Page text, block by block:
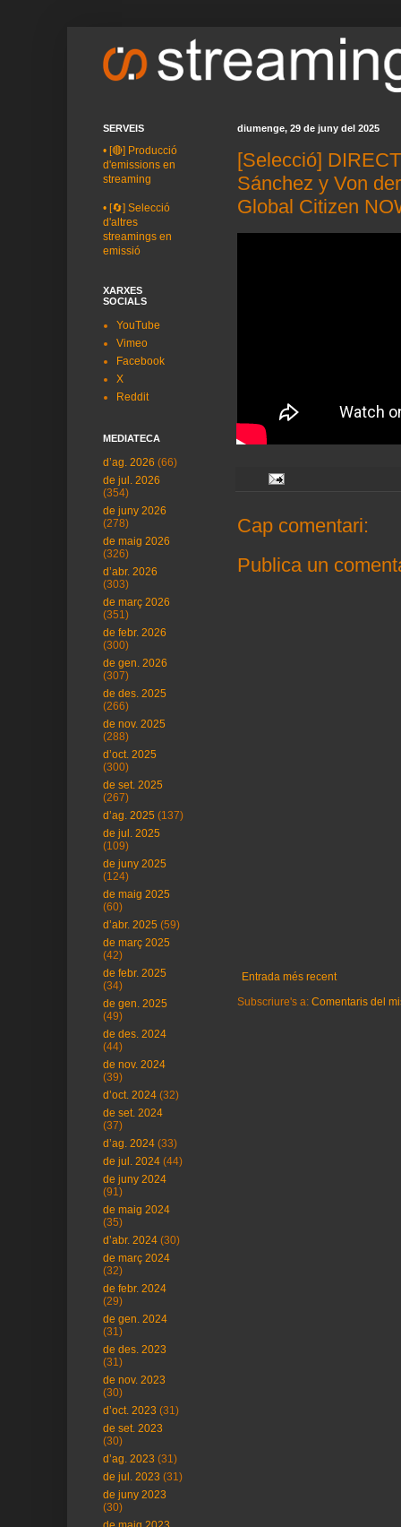
diumenge, 29 de juny del 2025
[Selecció]
Sánchez y Von
Global Citizen
Cap comentari:
Publica un
Entrada més recent
Subscriure's a: Comentaris del
SERVEIS
• [🔴] Producció
d'emissions en
streaming
• [🔄] Selecció
d'altres
streamings en
emissió
XARXES
SOCIALS
YouTube
Vimeo
Facebook
X
Reddit
MEDIATECA
d’ag. 2026 (66)
de jul. 2026
(354)
de juny 2026
(278)
de maig 2026
(326)
d’abr. 2026
(303)
de març 2026
(351)
de febr. 2026
(300)
de gen. 2026
(307)
de des. 2025
(266)
de nov. 2025
(288)
d’oct. 2025
(300)
de set. 2025
(267)
d’ag. 2025 (137)
de jul. 2025
(109)
de juny 2025
(124)
de maig 2025
(60)
d’abr. 2025 (59)
de març 2025
(42)
de febr. 2025
(34)
de gen. 2025
(49)
de des. 2024
(44)
de nov. 2024
(39)
d’oct. 2024 (32)
de set. 2024
(37)
d’ag. 2024 (33)
de jul. 2024 (44)
de juny 2024
(91)
de maig 2024
(35)
d’abr. 2024 (30)
de març 2024
(32)
de febr. 2024
(29)
de gen. 2024
(31)
de des. 2023
(31)
de nov. 2023
(30)
d’oct. 2023 (31)
de set. 2023
(30)
d’ag. 2023 (31)
de jul. 2023 (31)
de juny 2023
(30)